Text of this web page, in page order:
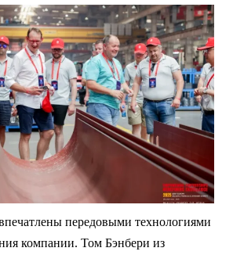
передовыми технологиями
компании. Том Бэнбери из